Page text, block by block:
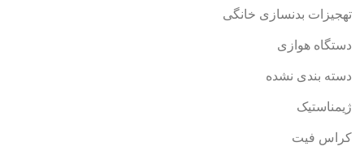
تهجیزات بدنسازی خانگی
دستگاه هوازی
دسته بندی نشده
ژیمناستیک
کراس فیت